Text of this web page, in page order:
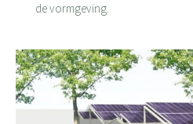
de vormgeving.